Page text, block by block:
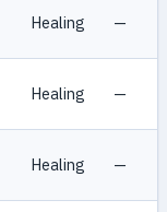
Healing —
Healing —
Healing —